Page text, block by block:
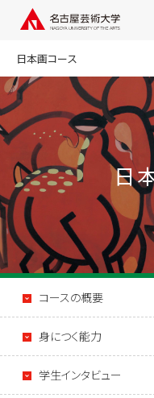
日本画コース
日
コースの概要
身につく能力
学生インタビュー